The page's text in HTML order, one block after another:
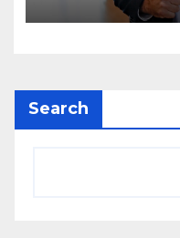
Search